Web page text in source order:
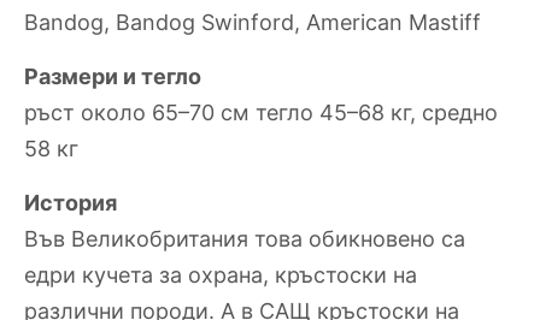
Вandog, Bandog Swinford, American Mastiff
Размери и тегло
ръст около 65–70 см тегло 45–68 кг, средно
58 кг
История
Във Великобритания това обикновено са
едри кучета за охрана, кръстоски на
различни породи. А в САЩ кръстоски на